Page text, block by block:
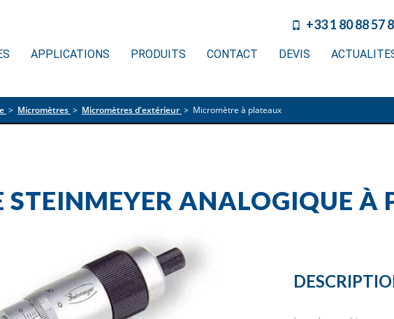
+33 1 80 88 57
APPLICATIONS PRODUITS CONTACT DEVIS
> Micromètres > Micromètres d'extérieur > Micromètre à plateaux
STEINMEYER ANALOGIQUE À